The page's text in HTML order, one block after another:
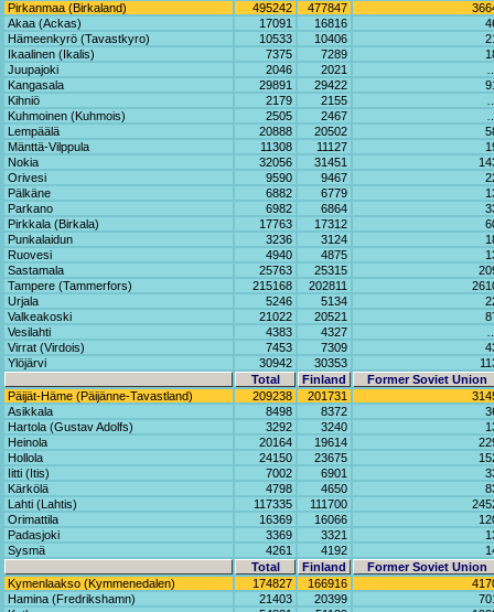
Pirkanmaa (Birkaland)
495242 477847
Akaa (Ackas)
17091 16816
Hämeenkyrö (Tavastkyro)
10533 10406
Ikaalinen (Ikalis)
7375 7289
Juupajoki
2046 2021
Kangasala
29891 29422
Kihniö
2179 2155
Kuhmoinen (Kuhmois)
2505 2467
Lempäälä
20888 20502
Mänttä-Vilppula
11308 11127
Nokia
32056 31451
Orivesi
9590 9467
Pälkäne
6882 6779
Parkano
6982 6864
Pirkkala (Birkala)
17763 17312
Punkalaidun
3236 3124
Ruovesi
4940 4875
Sastamala
25763 25315
Tampere (Tammerfors)
215168 202811
Urjala
5246 5134
Valkeakoski
21022 20521
Vesilahti
4383 4327
Virrat (Virdois)
7453 7309
Ylöjärvi
30942 30353
Total
Finland
Former Soviet Union
Päijät-Häme (Päijänne-Tavastland)
209238 201731
Asikkala
8498 8372
Hartola (Gustav Adolfs)
3292 3240
Heinola
20164 19614
Hollola
24150 23675
Iitti (Itis)
7002 6901
Kärkölä
4798 4650
Lahti (Lahtis)
117335 111700
Orimattila
16369 16066
Padasjoki
3369 3321
Sysmä
4261 4192
Total
Finland
Former Soviet Union
Kymenlaakso (Kymmenedalen)
174827 166916
Hamina (Fredrikshamn)
21403 20399